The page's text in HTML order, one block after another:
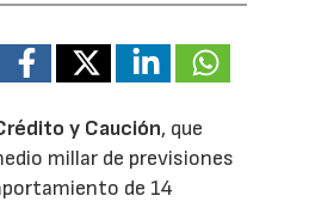
y Caución, que
millar de previsiones
de 14